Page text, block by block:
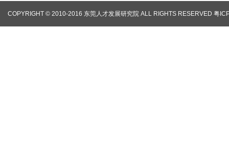
COPYRIGHT © 2010-2016 东莞人才发展研究院 ALL RIGHTS RESERVED 粤